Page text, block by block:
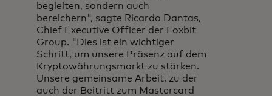
begleiten, sondern auch
bereichern", sagte Ricardo Dantas,
Chief Executive Officer der Foxbit
Group. "Dies ist ein wichtiger
Schritt, um unsere Präsenz auf dem
Kryptowährungsmarkt zu stärken.
Unsere gemeinsame Arbeit, zu der
auch der Beitritt zum Mastercard